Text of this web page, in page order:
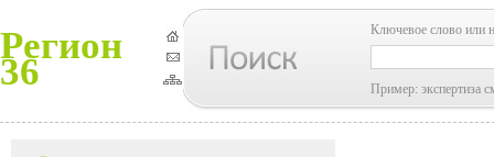
Регион
36
Ключевое слово или
Пример: экспертиза